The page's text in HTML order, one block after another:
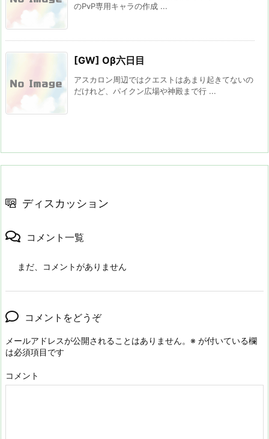
のPvP専用キャラの作成 ...
[GW] Oβ六日目
アスカロン周辺ではクエストはあまり起きてないの
だけれど、パイクン広場や神殿まで行 ...
ディスカッション
コメント一覧
まだ、コメントがありません
コメントをどうぞ
メールアドレスが公開されることはありません。 ※ が付いている欄
は必須項目です
コメント